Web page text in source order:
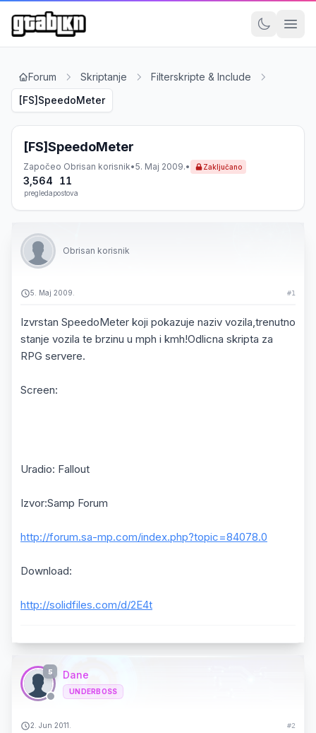
Forum Skriptanje
Filterskripte & Include
[FS]SpeedoMeter
[FS]SpeedoMeter
Započeo Obrisan korisnik•5. Maj 2009.• Zaključano
3,564
pregleda
11
postova
Obrisan korisnik
5. Maj 2009. #1
Izvrstan SpeedoMeter koji pokazuje naziv vozila,trenutno
stanje vozila te brzinu u mph i kmh!Odlicna skripta za
RPG servere.
Screen:
Uradio: Fallout
Izvor:Samp Forum
http://forum.sa-mp.com/index.php?topic=84078.0
Download:
http://solidfiles.com/d/2E4t
5 Dane
UNDERBOSS
2. Jun 2011. #2